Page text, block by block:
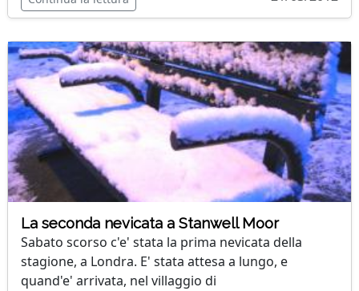
La seconda nevicata a Stanwell Moor
Sabato scorso c'e' stata la prima nevicata della
stagione, a Londra. E' stata attesa a lungo, e
quand'e' arrivata, nel villaggio di